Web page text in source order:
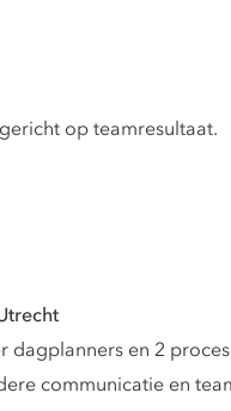
op teamresultaat.
dagplanners en 2
communicatie en